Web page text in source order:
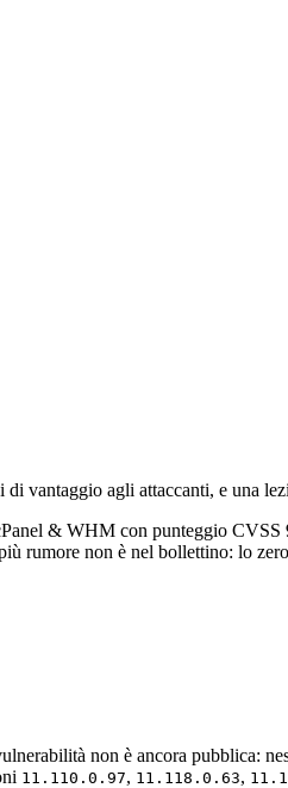
vantaggio agli attaccanti, e una
& WHM con punteggio
rumore non è nel bollettino: lo
non è ancora pubblica:
11.110.0.97, 11.118.0.63,